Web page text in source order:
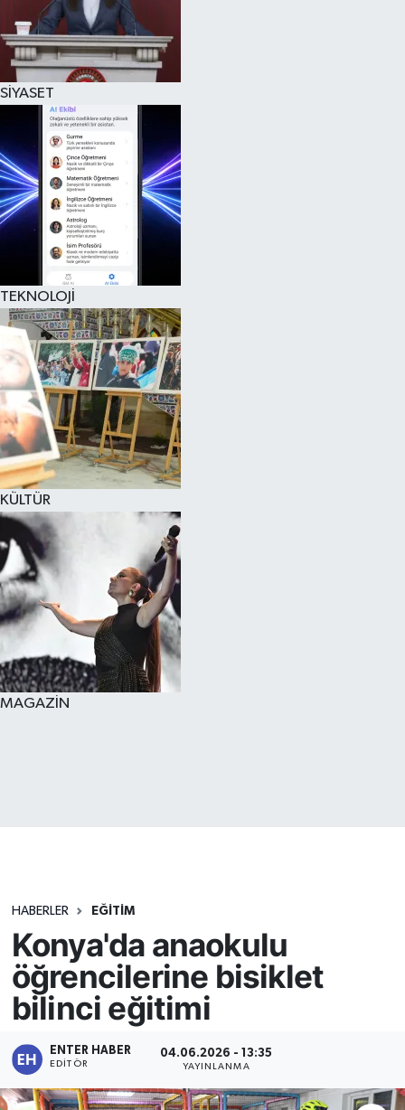
SİYASET
TEKNOLOJİ
KÜLTÜR
MAGAZİN
HABERLER EĞİTİM
Konya'da anaokulu
öğrencilerine bisiklet
bilinci eğitimi
ENTER HABER
EDITÖR
04.06.2026 - 13:35
YAYINLANMA